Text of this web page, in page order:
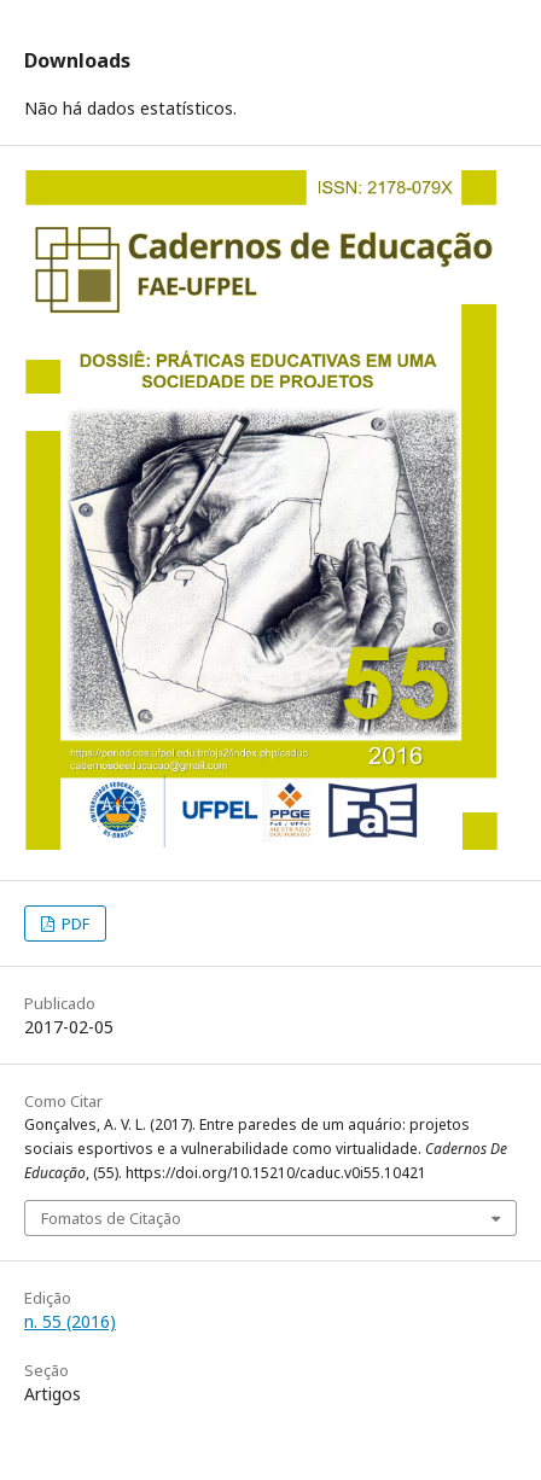
Downloads
Não há dados estatísticos.
PDF
Publicado
2017-02-05
Como Citar
Gonçalves, A. V. L. (2017). Entre paredes de um aquário: projetos
sociais esportivos e a vulnerabilidade como virtualidade. Cadernos De
Educação, (55). https://doi.org/10.15210/caduc.v0i55.10421
Fomatos de Citação
Edição
n. 55 (2016)
Seção
Artigos